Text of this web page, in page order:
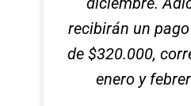
recibirán un
de $320.000,
enero y